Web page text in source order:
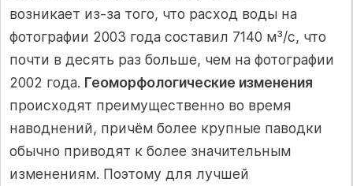
возникает из-за того, что расход воды на
фотографии 2003 года составил 7140 м³/с, что
почти в десять раз больше, чем на фотографии
2002 года. Геоморфологические изменения
происходят преимущественно во время
наводнений, причём более крупные паводки
обычно приводят к более значительным
изменениям. Поэтому для лучшей